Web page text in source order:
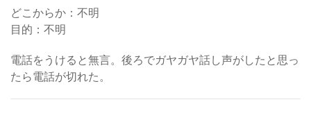
どこからか：不明
目的：不明
電話をうけると無言。後ろでガヤガヤ話し声がしたと思っ
たら電話が切れた。